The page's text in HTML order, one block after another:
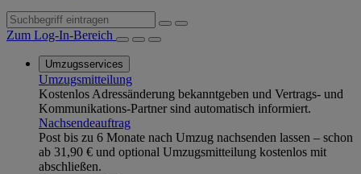
Zum Log-In-Bereich
Umzugsservices
Umzugsmitteilung
Kostenlos Adressänderung bekanntgeben und Vertrags- und
Kommunikations-Partner sind automatisch informiert.
Nachsendeauftrag
Post bis zu 6 Monate nach Umzug nachsenden lassen – schon
ab 31,90 € und optional Umzugsmitteilung kostenlos mit
abschließen.